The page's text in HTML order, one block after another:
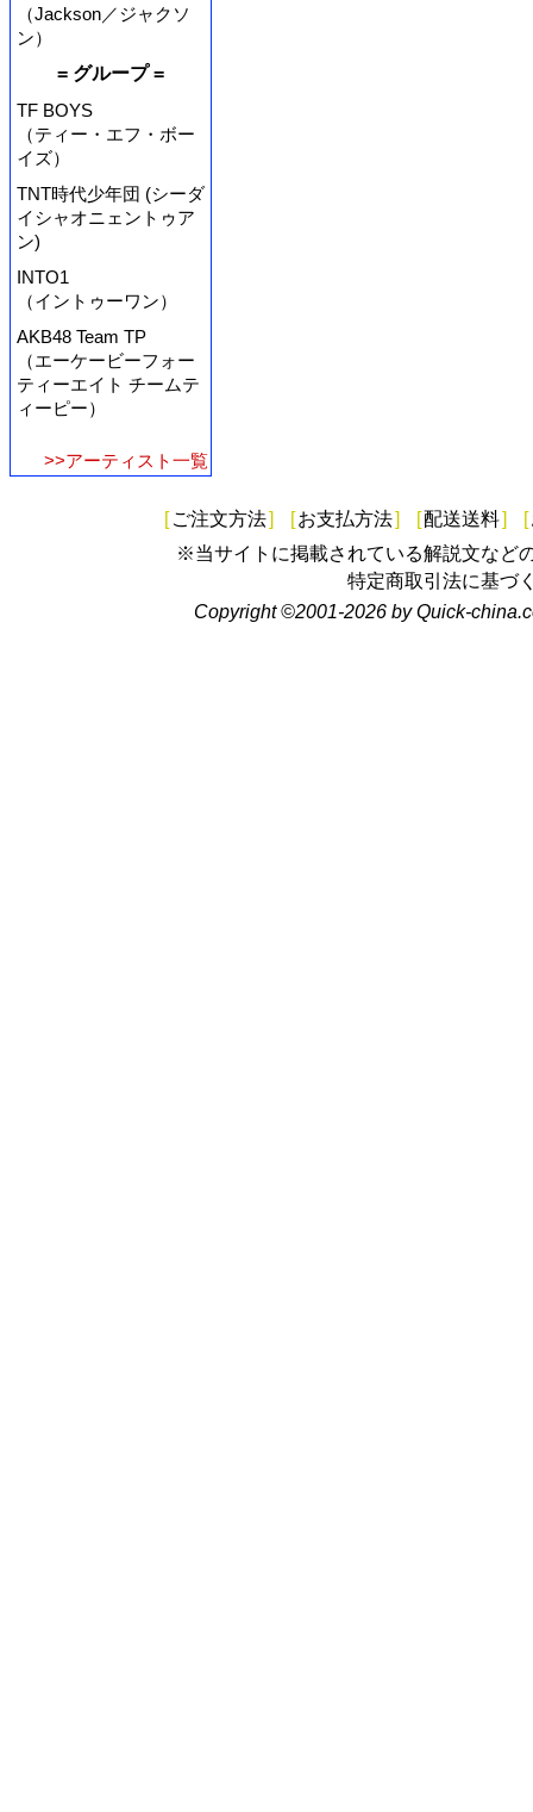
（Jackson／ジャクソ
ン）
= グループ =
TF BOYS
（ティー・エフ・ボー
イズ）
TNT時代少年団 (シーダ
イシャオニェントゥア
ン)
INTO1
（イントゥーワン）
AKB48 Team TP
（エーケービーフォー
ティーエイト チームテ
ィーピー）
>>アーティスト一覧
[ ご注文方法] [お支払方法] [配送送料] [
※当サイトに掲載されている解説文など
特定商取引法に基づ
Copyright ©2001-2026 by Quick-